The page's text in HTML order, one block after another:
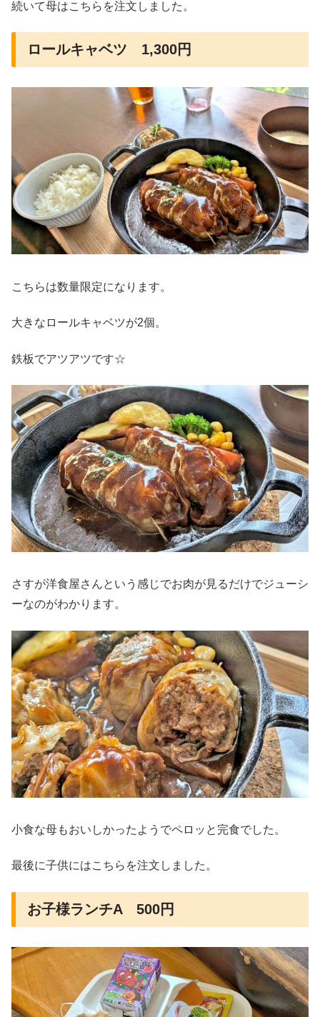
続いて母はこちらを注文しました。
ロールキャベツ 1,300円
こちらは数量限定になります。
大きなロールキャベツが2個。
鉄板でアツアツです☆
さすが洋食屋さんという感じでお肉が見るだけでジューシ
ーなのがわかります。
小食な母もおいしかったようでペロッと完食でした。
最後に子供にはこちらを注文しました。
お子様ランチA 500円